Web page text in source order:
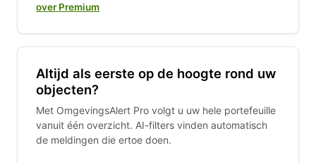
over Premium
Altijd als eerste op de hoogte rond uw
objecten?
Met OmgevingsAlert Pro volgt u uw hele portefeuille
vanuit één overzicht. AI-filters vinden automatisch
de meldingen die ertoe doen.